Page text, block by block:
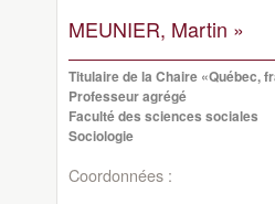
MEUNIER, Martin »
Titulaire de la Chaire «Québec,
Professeur agrégé
Faculté des sciences sociales
Sociologie
Coordonnées :